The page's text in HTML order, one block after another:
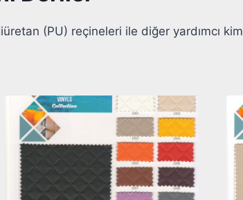
(PU) reçineleri ile diğer yardımcı